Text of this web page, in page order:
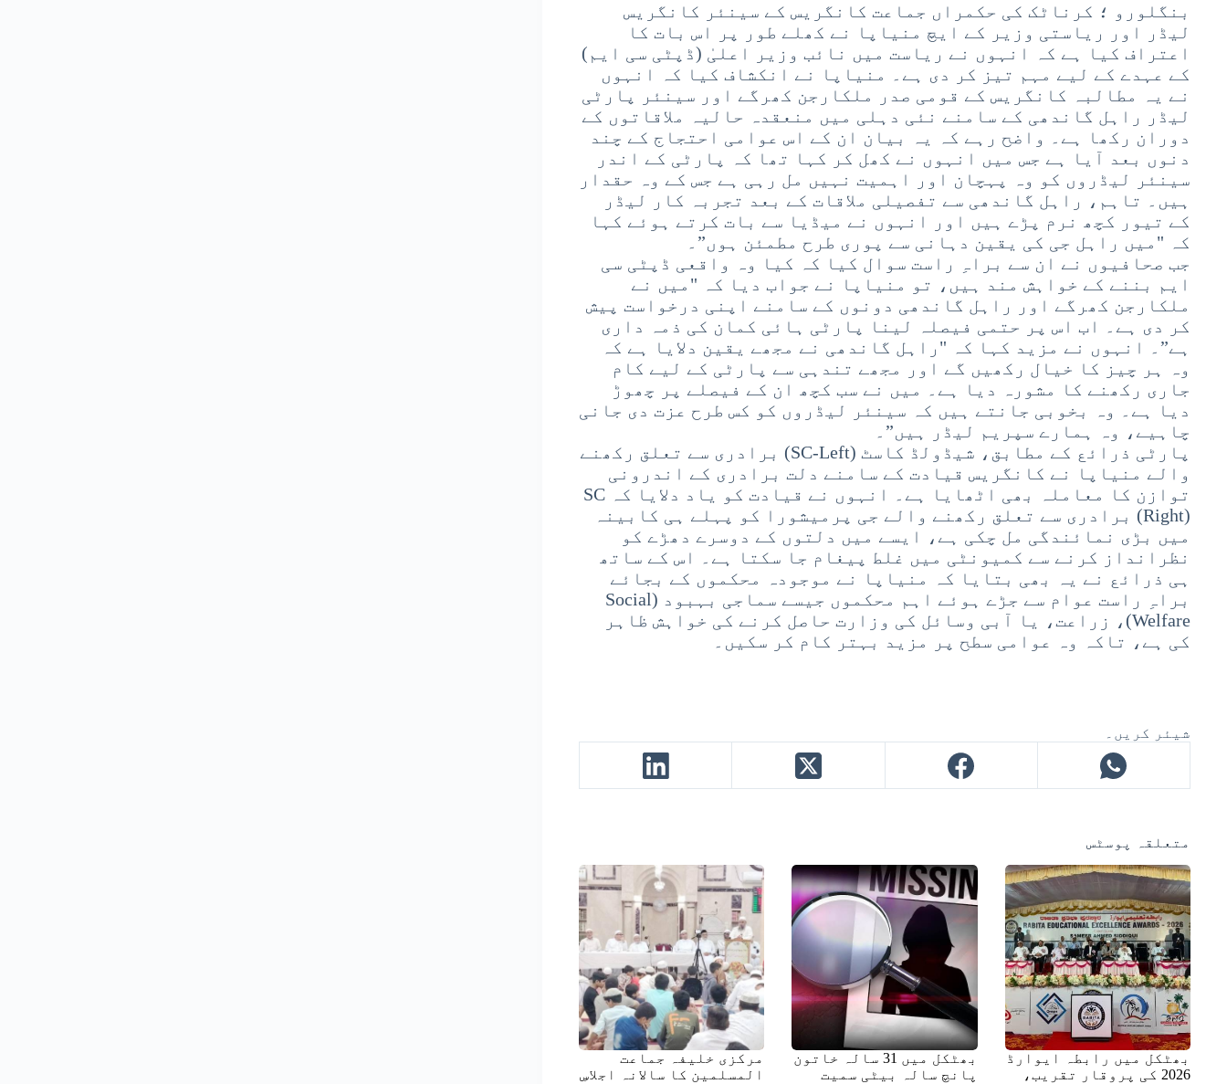
بنگلورو ؛ کرناٹک کی حکمراں جماعت کانگریس کے سینئر کانگریس
لیڈر اور ریاستی وزیر کے ایچ منیاپا نے کھلے طور پر اس بات کا
اعتراف کیا ہے کہ انہوں نے ریاست میں نائب وزیر اعلیٰ (ڈپٹی سی ایم)
کے عہدے کے لیے مہم تیز کر دی ہے۔ منیاپا نے انکشاف کیا کہ انہوں
نے یہ مطالبہ کانگریس کے قومی صدر ملکارجن کھرگے اور سینئر پارٹی
لیڈر راہل گاندھی کے سامنے نئی دہلی میں منعقدہ حالیہ ملاقاتوں کے
دوران رکھا ہے۔ واضح رہے کہ یہ بیان ان کے اس عوامی احتجاج کے چند
دنوں بعد آیا ہے جس میں انہوں نے کھل کر کہا تھا کہ پارٹی کے اندر
سینئر لیڈروں کو وہ پہچان اور اہمیت نہیں مل رہی ہے جس کے وہ حقدار
ہیں۔ تاہم، راہل گاندھی سے تفصیلی ملاقات کے بعد تجربہ کار لیڈر
کے تیور کچھ نرم پڑے ہیں اور انہوں نے میڈیا سے بات کرتے ہوئے کہا
کہ "میں راہل جی کی یقین دہانی سے پوری طرح مطمئن ہوں”۔
جب صحافیوں نے ان سے براہِ راست سوال کیا کہ کیا وہ واقعی ڈپٹی سی
ایم بننے کے خواہش مند ہیں، تو منیاپا نے جواب دیا کہ "میں نے
ملکارجن کھرگے اور راہل گاندھی دونوں کے سامنے اپنی درخواست پیش
کر دی ہے۔ اب اس پر حتمی فیصلہ لینا پارٹی ہائی کمان کی ذمہ داری
ہے”۔ انہوں نے مزید کہا کہ "راہل گاندھی نے مجھے یقین دلایا ہے کہ
وہ ہر چیز کا خیال رکھیں گے اور مجھے تندہی سے پارٹی کے لیے کام
جاری رکھنے کا مشورہ دیا ہے۔ میں نے سب کچھ ان کے فیصلے پر چھوڑ
دیا ہے۔ وہ بخوبی جانتے ہیں کہ سینئر لیڈروں کو کس طرح عزت دی جانی
چاہیے، وہ ہمارے سپریم لیڈر ہیں”۔
پارٹی ذرائع کے مطابق، شیڈولڈ کاسٹ (SC-Left) برادری سے تعلق رکھنے
والے منیاپا نے کانگریس قیادت کے سامنے دلت برادری کے اندرونی
توازن کا معاملہ بھی اٹھایا ہے۔ انہوں نے قیادت کو یاد دلایا کہ SC
(Right) برادری سے تعلق رکھنے والے جی پرمیشورا کو پہلے ہی کابینہ
میں بڑی نمائندگی مل چکی ہے، ایسے میں دلتوں کے دوسرے دھڑے کو
نظرانداز کرنے سے کمیونٹی میں غلط پیغام جا سکتا ہے۔ اس کے ساتھ
ہی ذرائع نے یہ بھی بتایا کہ منیاپا نے موجودہ محکموں کے بجائے
براہِ راست عوام سے جڑے ہوئے اہم محکموں جیسے سماجی بہبود (Social
Welfare)، زراعت، یا آبی وسائل کی وزارت حاصل کرنے کی خواہش ظاہر
کی ہے، تاکہ وہ عوامی سطح پر مزید بہتر کام کر سکیں۔
شیئر کریں۔
متعلقہ پوسٹس
بھٹکل میں رابطہ ایوارڈ
2026 کی پروقار تقریب،
بھٹکل میں 31 سالہ خاتون
پانچ سالہ بیٹی سمیت
مرکزی خلیفہ جماعت
المسلمین کا سالانہ اجلاسِ